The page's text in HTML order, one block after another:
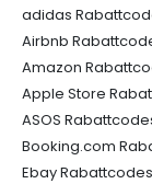
adidas
Airbnb
Amazon
Apple Store
ASOS
Booking.com
Ebay Rabattcodes